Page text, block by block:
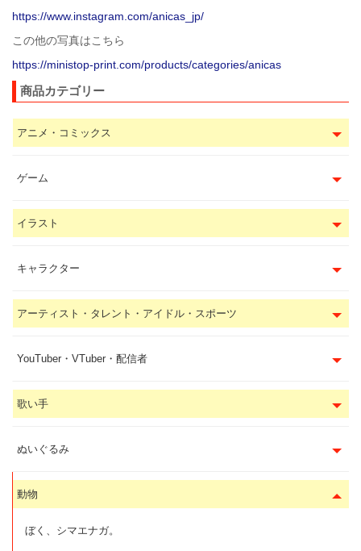
https://www.instagram.com/anicas_jp/
この他の写真はこちら
https://ministop-print.com/products/categories/anicas
商品カテゴリー
アニメ・コミックス
ゲーム
イラスト
キャラクター
アーティスト・タレント・アイドル・スポーツ
YouTuber・VTuber・配信者
歌い手
ぬいぐるみ
動物
ぼく、シマエナガ。